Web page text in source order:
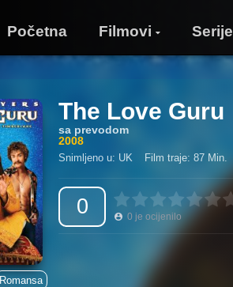
Početna Filmovi Serije
The Love Guru
sa prevodom
2008
Snimljeno u: UK Film traje: 87 Min.
0 0 je ocijenilo
Romansa